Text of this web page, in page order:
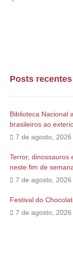
Posts recentes
Biblioteca Nacional
brasileiros ao
7 de agosto, 2026
Terror, dinossauros
neste fim de
7 de agosto, 2026
Festival do
7 de agosto, 2026